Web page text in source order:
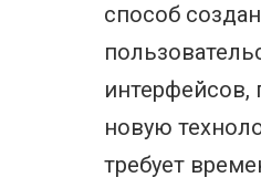
способ
интерфейсов,
новую
требует